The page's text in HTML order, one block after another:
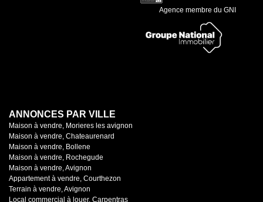
Agence membre du GNI
ANNONCES PAR VILLE
Maison à vendre, Morieres les avignon
Maison à vendre, Chateaurenard
Maison à vendre, Bollene
Maison à vendre, Rochegude
Maison à vendre, Avignon
Appartement à vendre, Courthezon
Terrain à vendre, Avignon
Local commercial à louer, Carpentras